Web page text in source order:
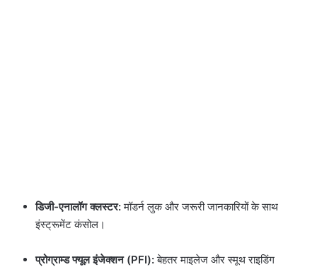
डिजी-एनालॉग क्लस्टर:मॉडर्न लुक और जरूरी जानकारियों के साथ
इंस्ट्रूमेंट कंसोल।
प्रोग्राम्ड फ्यूल इंजेक्शन (PFI):बेहतर माइलेज और स्मूथ राइडिंग